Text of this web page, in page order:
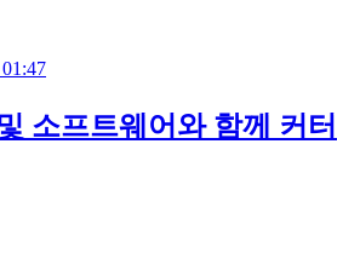
01:47
소프트웨어와 함께 커터